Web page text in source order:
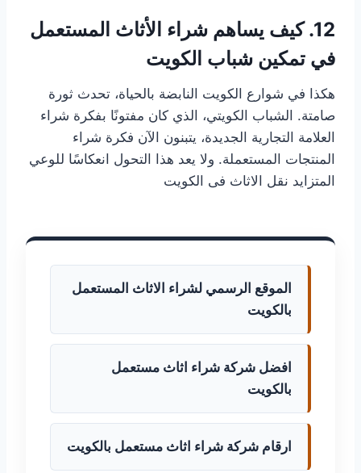
12. كيف يساهم شراء الأثاث المستعمل
في تمكين شباب الكويت
هكذا في شوارع الكويت النابضة بالحياة، تحدث ثورة
صامتة. الشباب الكويتي، الذي كان مفتونًا بفكرة شراء
العلامة التجارية الجديدة، يتبنون الآن فكرة شراء
المنتجات المستعملة. ولا يعد هذا التحول انعكاسًا للوعي
المتزايد نقل الاثاث فى الكويت
الموقع الرسمي لشراء الاثاث المستعمل
بالكويت
افضل شركة شراء اثاث مستعمل
بالكويت
ارقام شركة شراء اثاث مستعمل بالكويت